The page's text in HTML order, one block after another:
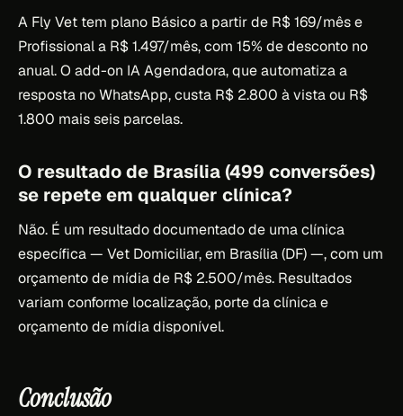
A Fly Vet tem plano Básico a partir de R$ 169/mês e
Profissional a R$ 1.497/mês, com 15% de desconto no
anual. O add-on IA Agendadora, que automatiza a
resposta no WhatsApp, custa R$ 2.800 à vista ou R$
1.800 mais seis parcelas.
O resultado de Brasília (499 conversões)
se repete em qualquer clínica?
Não. É um resultado documentado de uma clínica
específica — Vet Domiciliar, em Brasília (DF) —, com um
orçamento de mídia de R$ 2.500/mês. Resultados
variam conforme localização, porte da clínica e
orçamento de mídia disponível.
Conclusão